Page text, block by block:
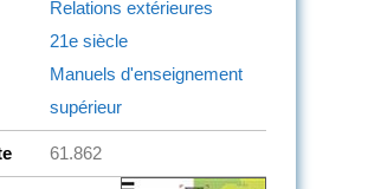
Relations extérieures
21e siècle
Manuels d'enseignement
supérieur
61.862